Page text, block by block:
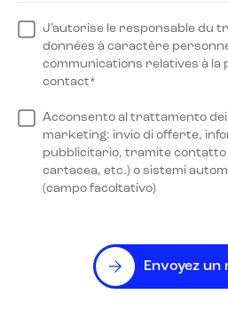
J’autorise le responsable du
données à caractère
communications relatives à la
contact*
Acconsento al trattamento
marketing: invio di offerte,
pubblicitario, tramite
cartacea, etc.) o sistemi
(campo facoltativo)
Envoyez un